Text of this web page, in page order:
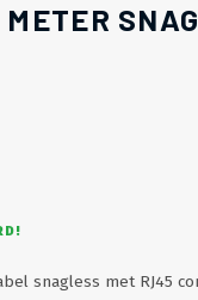
snagless met RJ45